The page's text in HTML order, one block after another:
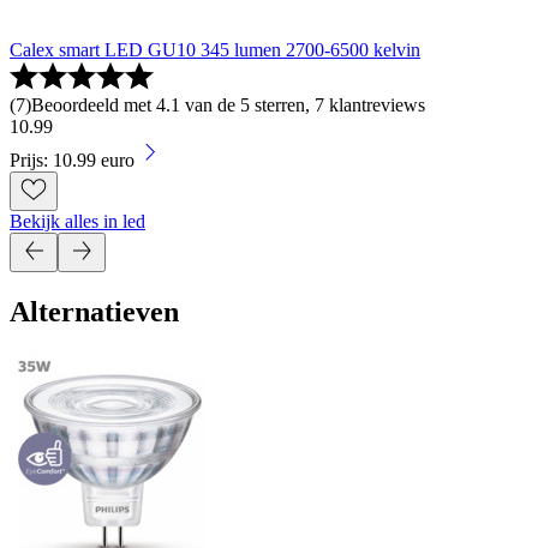
Calex smart LED GU10 345 lumen 2700-6500 kelvin
(7)Beoordeeld met 4.1 van de 5 sterren, 7 klantreviews
10.99
Prijs: 10.99 euro
Bekijk alles in led
Alternatieven